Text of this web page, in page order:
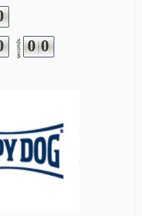
seconds 0 0